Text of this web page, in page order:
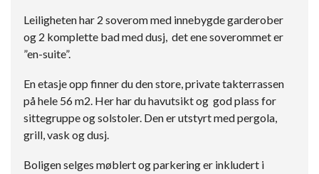
Leiligheten har 2 soverom med innebygde garderober
og 2 komplette bad med dusj, det ene soverommet er
”en-suite”.
En etasje opp finner du den store, private takterrassen
på hele 56 m2. Her har du havutsikt og god plass for
sittegruppe og solstoler. Den er utstyrt med pergola,
grill, vask og dusj.
Boligen selges møblert og parkering er inkludert i